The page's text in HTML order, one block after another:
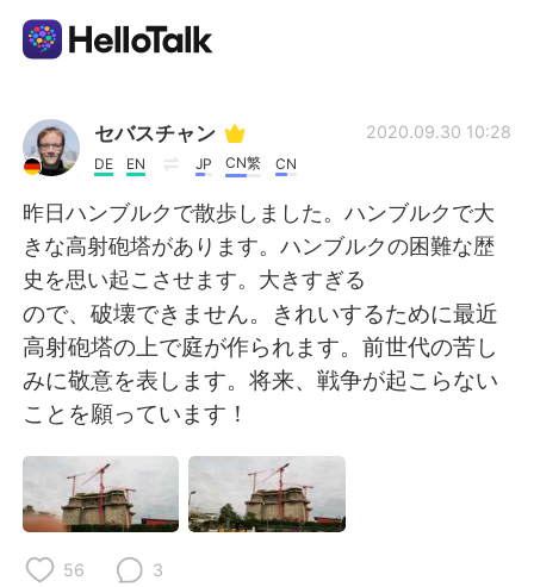
Language Exchange App
AI Grammar Checker
English
简体中文 繁體中文
Español العربية
Français Deutsch
セバスチャン
DE EN JP CN繁 CN
2020.09.30 10:28
昨日ハンブルクで散歩しました。ハンブルクで大
きな高射砲塔があります。ハンブルクの困難な歴
史を思い起こさせます。大きすぎる
ので、破壊できません。きれいするために最近
高射砲塔の上で庭が作られます。前世代の苦し
みに敬意を表します。将来、戦争が起こらない
ことを願っています！
56 3